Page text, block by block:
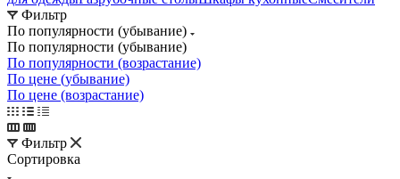
Фильтр
По популярности (убывание)
По популярности (убывание)
По популярности (возрастание)
По цене (убывание)
По цене (возрастание)
Фильтр
Сортировка